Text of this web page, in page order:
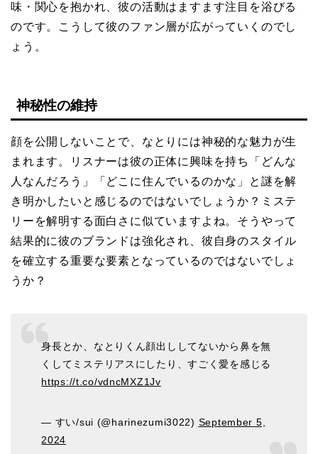
味・関心を抱かれ、彼の活動はますます注目を浴びる
のです。こうして彼のファン層が広がっていくのでし
ょう。
神秘性の維持
顔を公開しないことで、なとりには神秘的な魅力が生
まれます。リスナーは彼の正体に興味を持ち「どんな
人なんだろう」「どこに住んでいるのかな」と謎を解
き明かしたいと感じるのではないでしょうか？ミステ
リーを解明する面白さに似ていますよね。そうやって
結果的に彼のブランドは強化され、彼自身のスタイル
を確立する重要な要素となっているのではないでしょ
うか？
身長とか、なとりくん顔出ししてないから鼻を無
くしてミステリアスにしたり、すごく愛を感じる
https://t.co/vdncMXZ1Jv
— すい/sui (@harinezumi3022) September 5,
2024